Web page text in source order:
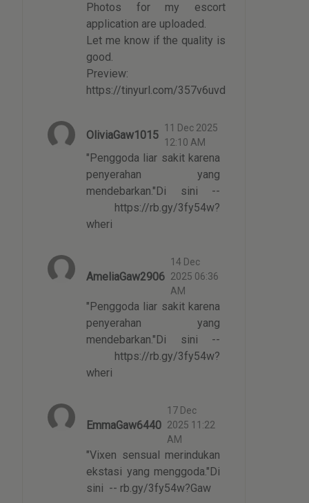
Photos for my escort
application are uploaded.
Let me know if the quality is
good.
Preview:
https://tinyurl.com/357v6uvd
OliviaGaw1015
11 Dec 2025
12:10 AM
"Penggoda liar sakit karena
penyerahan yang
mendebarkan."Di sini --
https://rb.gy/3fy54w?
wheri
AmeliaGaw2906
14 Dec
2025 06:36
AM
"Penggoda liar sakit karena
penyerahan yang
mendebarkan."Di sini --
https://rb.gy/3fy54w?
wheri
EmmaGaw6440
17 Dec
2025 11:22
AM
"Vixen sensual merindukan
ekstasi yang menggoda."Di
sini -- rb.gy/3fy54w?Gaw